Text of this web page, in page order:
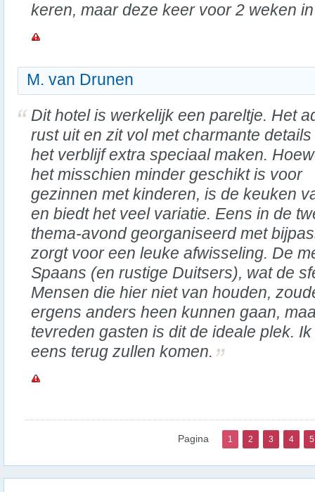
keren, maar deze keer voor 2 weken
M. van Drunen
Dit hotel is werkelijk een pareltje. Het
rust uit en zit vol met charmante
het verblijf extra speciaal maken.
het misschien minder geschikt is voor
gezinnen met kinderen, is de keuken
en biedt het veel variatie. Eens in de
thema-avond georganiseerd met
zorgt voor een leuke afwisseling. De
Spaans (en rustige Duitsers), wat de
Mensen die hier niet van houden,
ergens anders heen kunnen gaan,
tevreden gasten is dit de ideale plek.
eens terug zullen komen.
Pagina 1 2 3 4 5